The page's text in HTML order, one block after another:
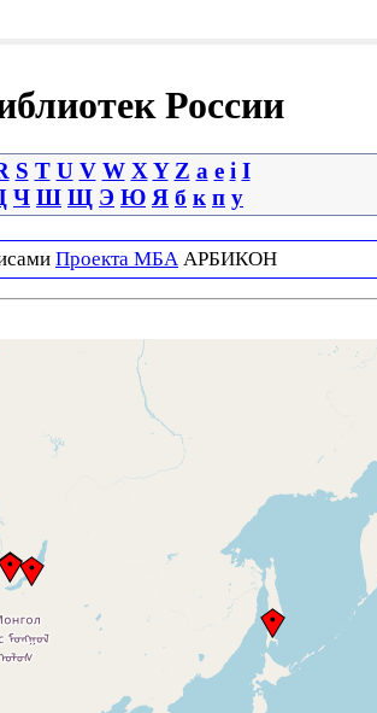
России
S T U V W X Y Z a e i І
Ч Ш Щ Э Ю Я б к п у
Проекта МБА АРБИКОН